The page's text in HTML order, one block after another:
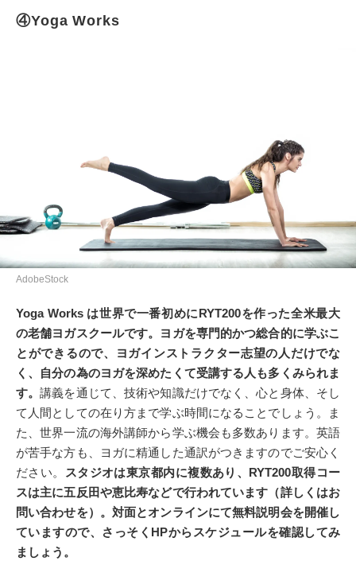
④Yoga Works
AdobeStock
Yoga Works は世界で一番初めにRYT200を作った全米最大
の老舗ヨガスクールです。ヨガを専門的かつ総合的に学ぶこ
とができるので、ヨガインストラクター志望の人だけでな
く、自分の為のヨガを深めたくて受講する人も多くみられま
す。講義を通じて、技術や知識だけでなく、心と身体、そし
て人間としての在り方まで学ぶ時間になることでしょう。ま
た、世界一流の海外講師から学ぶ機会も多数あります。英語
が苦手な方も、ヨガに精通した通訳がつきますのでご安心く
ださい。
スタジオは東京都内に複数あり、RYT200取得コー
スは主に五反田や恵比寿などで行われています（詳しくはお
問い合わせを）。対面とオンラインにて無料説明会を開催し
ていますので、さっそくHPからスケジュールを確認してみ
ましょう。